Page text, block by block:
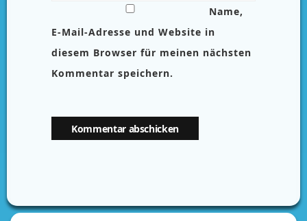
Name,
E-Mail-Adresse und Website in
diesem Browser für meinen nächsten
Kommentar speichern.